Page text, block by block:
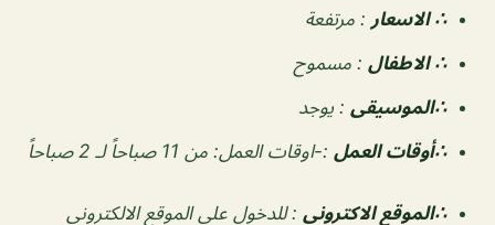
∴ الاسعار : مرتفعة
∴ الاطفال : مسموح
∴الموسيقى : يوجد
‏∴أوقات العمل :-اوقات العمل: من 11 صباحاً لـ 2 صباحاً
∴الموقع الاكتروني : للدخول على الموقع الالكتروني